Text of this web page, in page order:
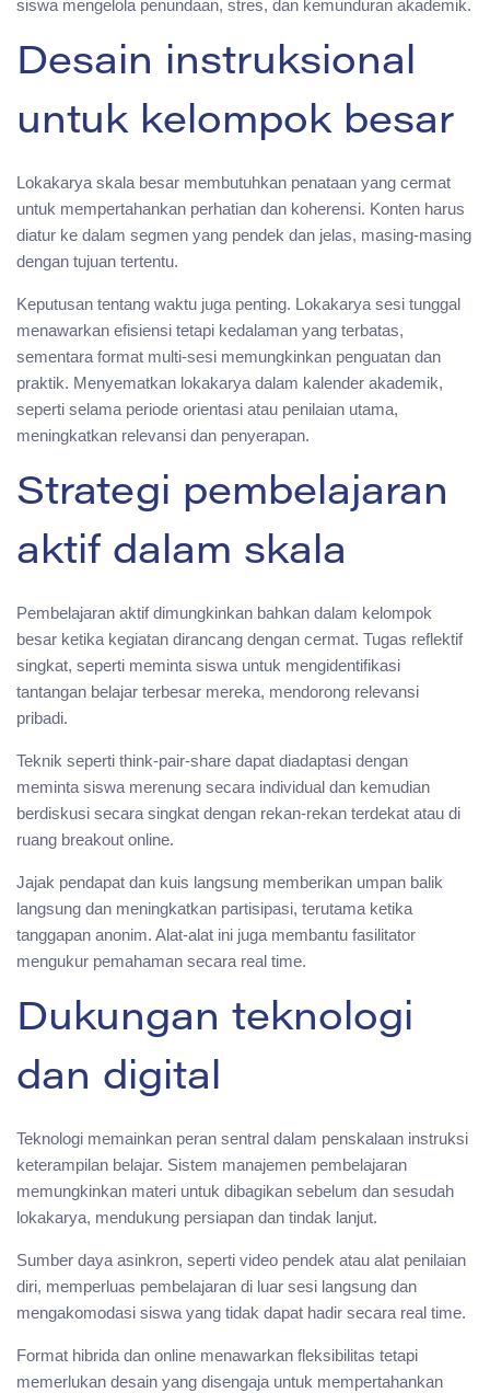
siswa mengelola penundaan, stres, dan kemunduran akademik.
Desain instruksional
untuk kelompok besar
Lokakarya skala besar membutuhkan penataan yang cermat
untuk mempertahankan perhatian dan koherensi. Konten harus
diatur ke dalam segmen yang pendek dan jelas, masing-masing
dengan tujuan tertentu.
Keputusan tentang waktu juga penting. Lokakarya sesi tunggal
menawarkan efisiensi tetapi kedalaman yang terbatas,
sementara format multi-sesi memungkinkan penguatan dan
praktik. Menyematkan lokakarya dalam kalender akademik,
seperti selama periode orientasi atau penilaian utama,
meningkatkan relevansi dan penyerapan.
Strategi pembelajaran
aktif dalam skala
Pembelajaran aktif dimungkinkan bahkan dalam kelompok
besar ketika kegiatan dirancang dengan cermat. Tugas reflektif
singkat, seperti meminta siswa untuk mengidentifikasi
tantangan belajar terbesar mereka, mendorong relevansi
pribadi.
Teknik seperti think-pair-share dapat diadaptasi dengan
meminta siswa merenung secara individual dan kemudian
berdiskusi secara singkat dengan rekan-rekan terdekat atau di
ruang breakout online.
Jajak pendapat dan kuis langsung memberikan umpan balik
langsung dan meningkatkan partisipasi, terutama ketika
tanggapan anonim. Alat-alat ini juga membantu fasilitator
mengukur pemahaman secara real time.
Dukungan teknologi
dan digital
Teknologi memainkan peran sentral dalam penskalaan instruksi
keterampilan belajar. Sistem manajemen pembelajaran
memungkinkan materi untuk dibagikan sebelum dan sesudah
lokakarya, mendukung persiapan dan tindak lanjut.
Sumber daya asinkron, seperti video pendek atau alat penilaian
diri, memperluas pembelajaran di luar sesi langsung dan
mengakomodasi siswa yang tidak dapat hadir secara real time.
Format hibrida dan online menawarkan fleksibilitas tetapi
memerlukan desain yang disengaja untuk mempertahankan